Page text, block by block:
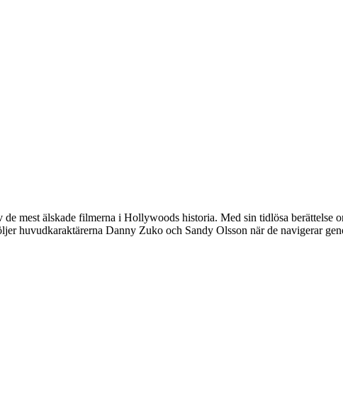
mest älskade filmerna i Hollywoods historia. Med sin tidlösa berättelse
huvudkaraktärerna Danny Zuko och Sandy Olsson när de navigerar